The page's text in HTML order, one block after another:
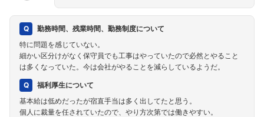
勤務時間、残業時間、勤務制度について
特に問題を感じていない。
細かい区分けがなく保守員でも工事はやっていたので必然とやること
は多くなっていた。今は会社がやることを減らしているようだ。
福利厚生について
基本給は低めだったが宿直手当は多く出してたと思う。
個人に裁量を任されていたので、やり方次第では働きやすい。